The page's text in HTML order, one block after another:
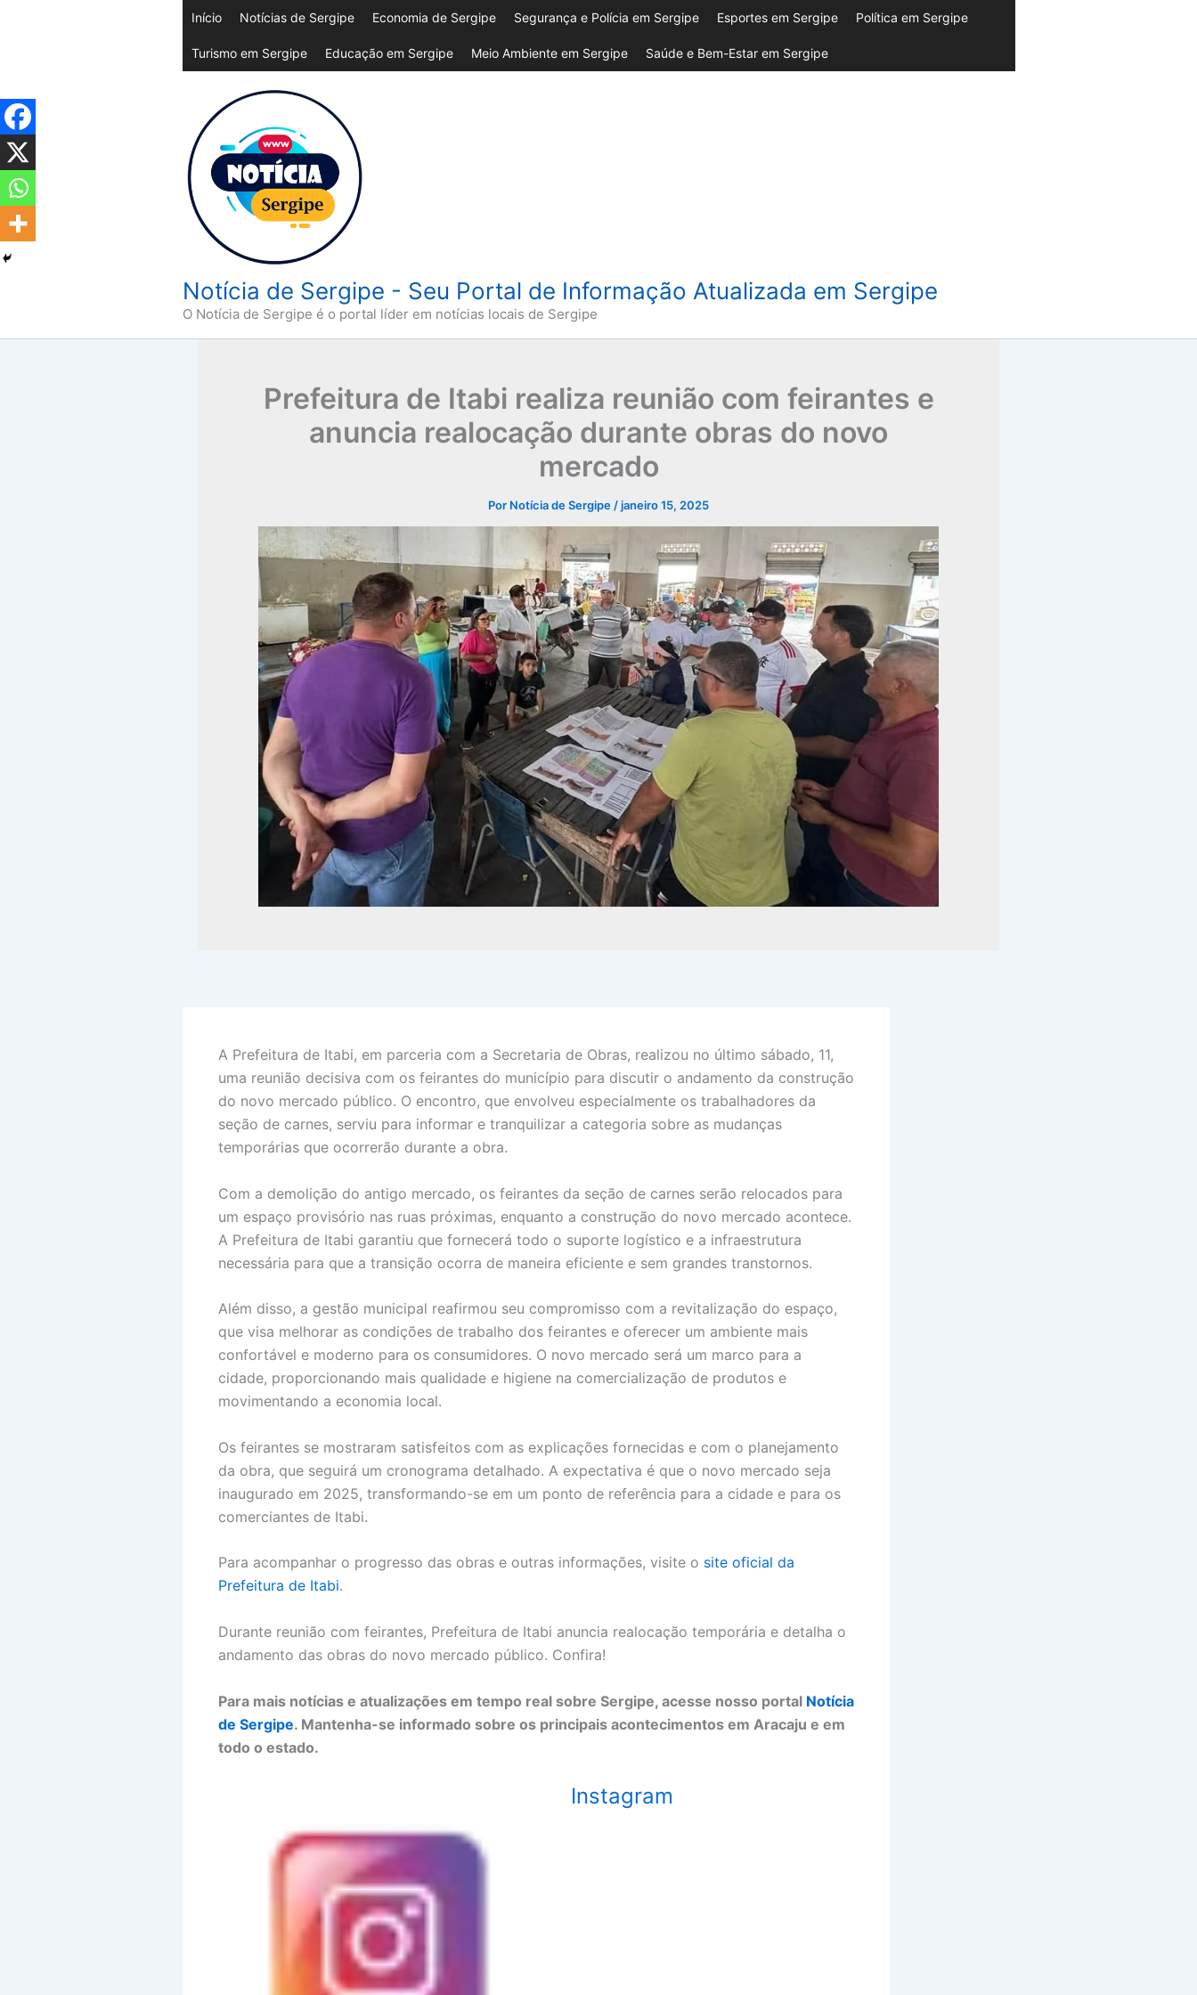
Início Notícias de Sergipe Economia de Sergipe Segurança e Polícia em Sergipe Esportes em Sergipe Política em Sergipe
Turismo em Sergipe Educação em Sergipe Meio Ambiente em Sergipe Saúde e Bem-Estar em Sergipe
Notícia de Sergipe - Seu Portal de Informação Atualizada em Sergipe
O Notícia de Sergipe é o portal líder em notícias locais de Sergipe
Prefeitura de Itabi realiza reunião com feirantes e
anuncia realocação durante obras do novo
mercado
Por Notícia de Sergipe /janeiro 15, 2025
A Prefeitura de Itabi, em parceria com a Secretaria de Obras, realizou no último sábado, 11,
uma reunião decisiva com os feirantes do município para discutir o andamento da construção
do novo mercado público. O encontro, que envolveu especialmente os trabalhadores da
seção de carnes, serviu para informar e tranquilizar a categoria sobre as mudanças
temporárias que ocorrerão durante a obra.
Com a demolição do antigo mercado, os feirantes da seção de carnes serão relocados para
um espaço provisório nas ruas próximas, enquanto a construção do novo mercado acontece.
A Prefeitura de Itabi garantiu que fornecerá todo o suporte logístico e a infraestrutura
necessária para que a transição ocorra de maneira eficiente e sem grandes transtornos.
Além disso, a gestão municipal reafirmou seu compromisso com a revitalização do espaço,
que visa melhorar as condições de trabalho dos feirantes e oferecer um ambiente mais
confortável e moderno para os consumidores. O novo mercado será um marco para a
cidade, proporcionando mais qualidade e higiene na comercialização de produtos e
movimentando a economia local.
Os feirantes se mostraram satisfeitos com as explicações fornecidas e com o planejamento
da obra, que seguirá um cronograma detalhado. A expectativa é que o novo mercado seja
inaugurado em 2025, transformando-se em um ponto de referência para a cidade e para os
comerciantes de Itabi.
Para acompanhar o progresso das obras e outras informações, visite o site oficial da
Prefeitura de Itabi.
Durante reunião com feirantes, Prefeitura de Itabi anuncia realocação temporária e detalha o
andamento das obras do novo mercado público. Confira!
Para mais notícias e atualizações em tempo real sobre Sergipe, acesse nosso portal Notícia
de Sergipe. Mantenha-se informado sobre os principais acontecimentos em Aracaju e em
todo o estado.
Instagram